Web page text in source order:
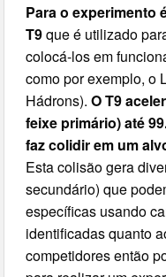
Para o experimento
T9que é utilizado
colocá-los em
como por exemplo, o
Hádrons).O T9
feixe primário) até
faz colidir em um
Esta colisão gera
secundário) que
específicas usando
identificadas quanto
competidores então